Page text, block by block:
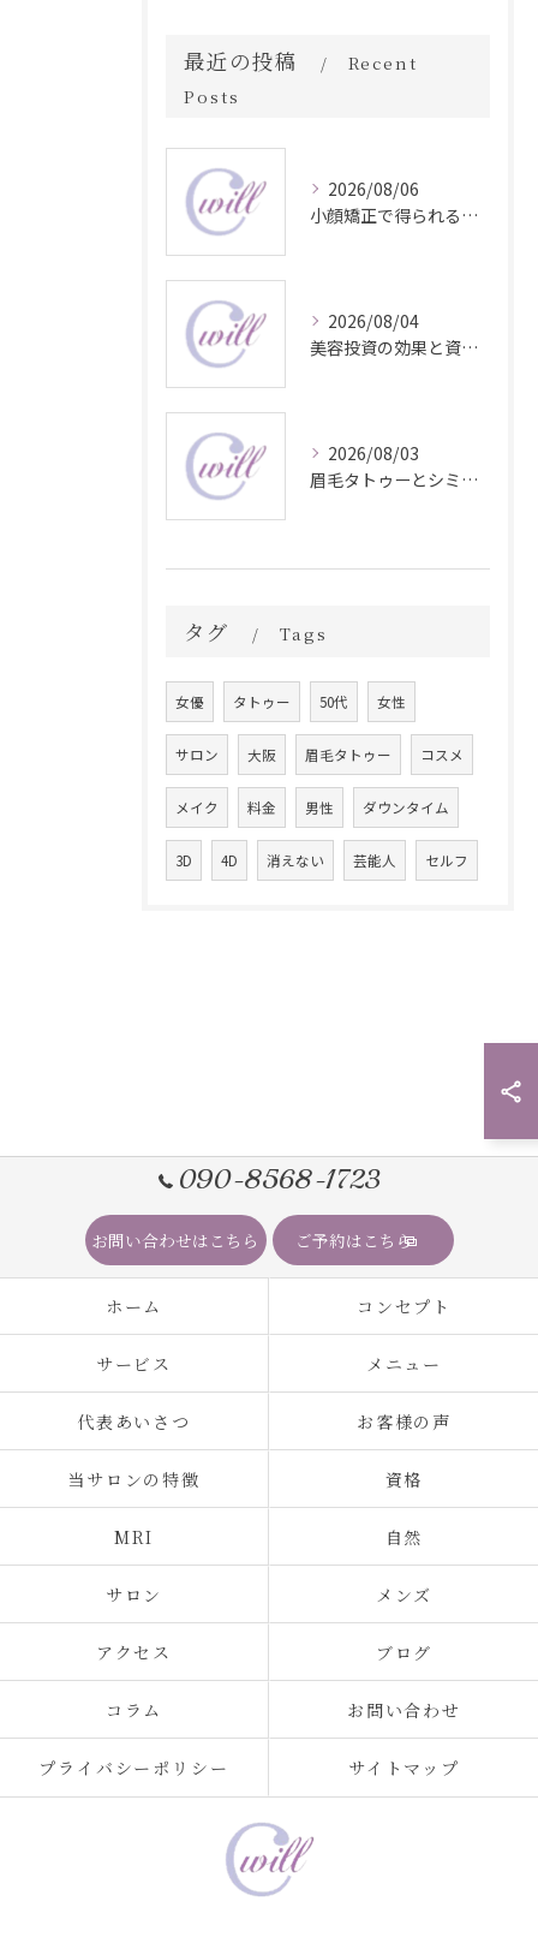
最近の投稿
Recent
Posts
2026/08/06
小顔矯正で得られる顔変化の科学的効果
2026/08/04
美容投資の効果と資産価値の解説
2026/08/03
眉毛タトゥーとシミ予防に効く食材解説
タグ Tags
女優 タトゥー 50代 女性
サロン 大阪 眉毛タトゥー コスメ
メイク 料金 男性 ダウンタイム
3D 4D 消えない 芸能人 セルフ
090-8568-1723
お問い合わせはこちら ご予約はこちら
ホーム コンセプト
サービス メニュー
代表あいさつ お客様の声
当サロンの特徴 資格
MRI 自然
サロン メンズ
アクセス ブログ
コラム お問い合わせ
プライバシーポリシー サイトマップ